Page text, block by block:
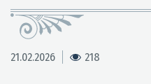
21.02.2026 218